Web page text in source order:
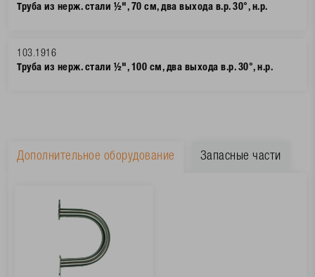
Труба из нерж. стали ½", 70 см, два выхода в.р. 30°, н.р.
103.1916
Труба из нерж. стали ½", 100 см, два выхода в.р. 30°, н.р.
Дополнительное оборудование Запасные части